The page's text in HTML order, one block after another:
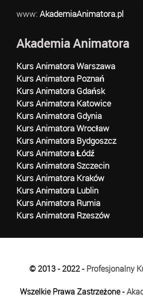
www: AkademiaAnimatora.pl
Akademia Animatora
Kurs Animatora Warszawa
Kurs Animatora Poznań
Kurs Animatora Gdańsk
Kurs Animatora Katowice
Kurs Animatora Gdynia
Kurs Animatora Wrocław
Kurs Animatora Bydgoszcz
Kurs Animatora Łódź
Kurs Animatora Szczecin
Kurs Animatora Kraków
Kurs Animatora Lublin
Kurs Animatora Rumia
Kurs Animatora Rzeszów
© 2013 - 2022 - Profesjonalny
Wszelkie Prawa Zastrzeżone -